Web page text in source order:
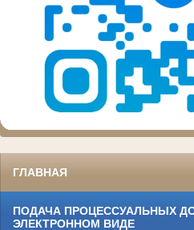
ГЛАВНАЯ
ПОДАЧА ПРОЦЕССУАЛЬНЫХ
ЭЛЕКТРОННОМ ВИДЕ